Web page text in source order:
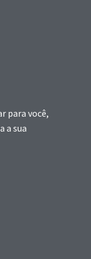
para você,
a sua